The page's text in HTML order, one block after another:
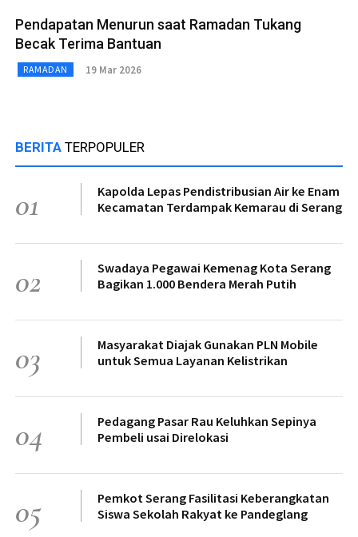
Pendapatan Menurun saat Ramadan Tukang
Becak Terima Bantuan
RAMADAN 19 Mar 2026
BERITA TERPOPULER
01
Kapolda Lepas Pendistribusian Air ke Enam
Kecamatan Terdampak Kemarau di Serang
02
Swadaya Pegawai Kemenag Kota Serang
Bagikan 1.000 Bendera Merah Putih
03
Masyarakat Diajak Gunakan PLN Mobile
untuk Semua Layanan Kelistrikan
04
Pedagang Pasar Rau Keluhkan Sepinya
Pembeli usai Direlokasi
05
Pemkot Serang Fasilitasi Keberangkatan
Siswa Sekolah Rakyat ke Pandeglang